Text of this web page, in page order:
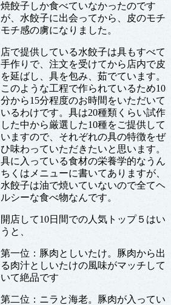
焼餃子しか食べていなかったのです
が、水餃子に出会ってから、皮のモチ
モチ感の虜になりました。
店で提供している水餃子は具もすべて
手作りで、注文を受けてから店内で皮
を延ばし、具を包み、茹でています。
このような工程で作られているため10
分から15分程度のお時間をいただいて
いるわけです。具は20種類くらい試作
した中から厳選した10種をご提供して
いますので、それぞれの具の特徴をぜ
ひ味わっていただきたいと思います。
具に入っている食材の栄養学的なうん
ちくはメニューに書いてありますが、
水餃子は油で焼いていないので全てヘ
ルシーな食べ物なんです。
開店して10日間での人気トップ５はい
うと、
第一位：豚肉としいたけ。豚肉から出
る肉汁としいたけの風味がマッチして
いて絶品です
第二位：ニラと海老。豚肉が入ってい